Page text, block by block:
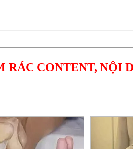
RÁC CONTENT,